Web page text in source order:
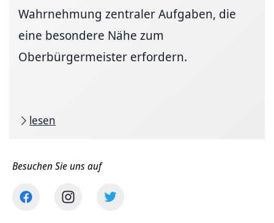
Wahrnehmung zentraler Aufgaben, die
eine besondere Nähe zum
Oberbürgermeister erfordern.
lesen
Besuchen Sie uns auf